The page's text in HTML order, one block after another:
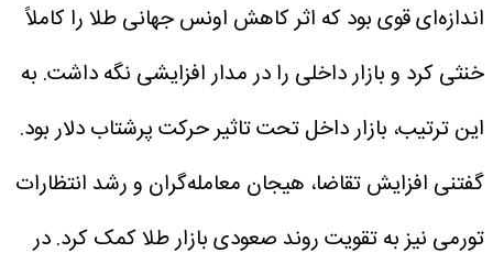
اندازه‌ای قوی بود که اثر کاهش اونس جهانی طلا را کاملاً
خنثی کرد و بازار داخلی را در مدار افزایشی نگه داشت. به
این ترتیب، بازار داخل تحت تاثیر حرکت پرشتاب دلار بود.
گفتنی افزایش تقاضا، هیجان معامله‌گران و رشد انتظارات
تورمی نیز به تقویت روند صعودی بازار طلا کمک کرد. در